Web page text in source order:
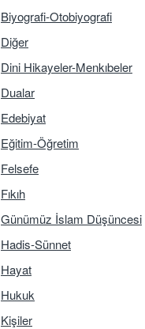
Biyografi-Otobiyografi
Diğer
Dini Hikayeler-Menkıbeler
Dualar
Edebiyat
Eğitim-Öğretim
Felsefe
Fıkıh
Günümüz İslam Düşüncesi
Hadis-Sünnet
Hayat
Hukuk
Kişiler